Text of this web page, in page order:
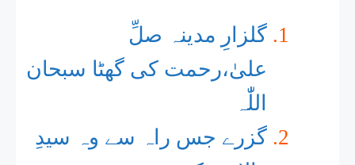
گلزارِ مدینہ صلِّ
علیٰ،رحمت کی گھٹا سبحان
اللّٰٰہ
گزرے جس راہ سے وہ سیدِ